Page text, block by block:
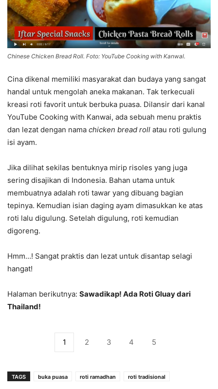
Chinese Chicken Bread Roll. Foto: YouTube Cooking with Kanwal.
Cina dikenal memiliki masyarakat dan budaya yang sangat
handal untuk mengolah aneka makanan. Tak terkecuali
kreasi roti favorit untuk berbuka puasa. Dilansir dari kanal
YouTube Cooking with Kanwai, ada sebuah menu praktis
dan lezat dengan nama chicken bread roll atau roti gulung
isi ayam.
Jika dilihat sekilas bentuknya mirip risoles yang juga
sering disajikan di Indonesia. Bahan utama untuk
membuatnya adalah roti tawar yang dibuang bagian
tepinya. Kemudian isian daging ayam dimasukkan ke atas
roti lalu digulung. Setelah digulung, roti kemudian
digoreng.
Hmm…! Sangat praktis dan lezat untuk disantap selagi
hangat!
Halaman berikutnya: Sawadikap! Ada Roti Gluay dari
Thailand!
1 2 3 4 5
TAGS buka puasa roti ramadhan roti tradisional